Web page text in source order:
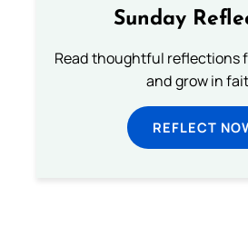
Sunday
Read thoughtful reflections
and grow in
REFLECT